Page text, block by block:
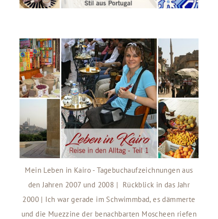
Mein Leben in Kairo - Tagebuchaufzeichnungen aus
den Jahren 2007 und 2008 | Rückblick in das Jahr
2000 | Ich war gerade im Schwimmbad, es dämmerte
und die Muezzine der benachbarten Moscheen riefen